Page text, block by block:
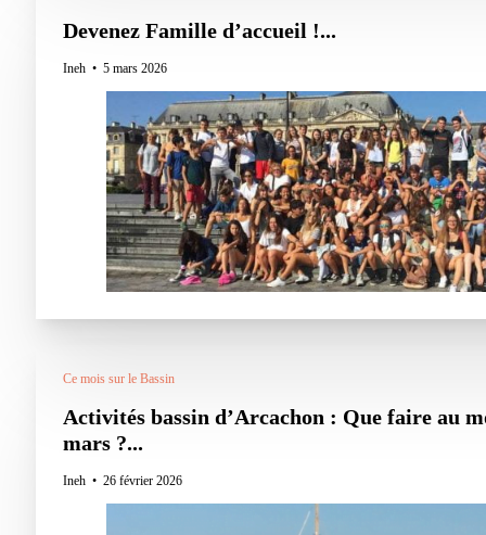
Devenez Famille d’accueil !...
Ineh 5 mars 2026
Ce mois sur le Bassin
Activités bassin d’Arcachon : Que faire au
mars ?...
Ineh 26 février 2026